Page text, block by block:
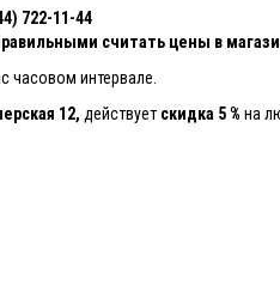
722-11-44
считать цены в
часовом интервале.
12, действует скидка 5 % на